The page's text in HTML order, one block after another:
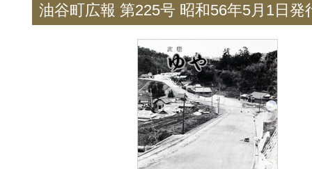
油谷町広報 第225号 昭和56年5月1日発